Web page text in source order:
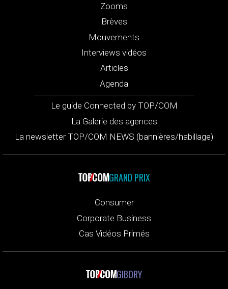
Zooms
Brèves
Mouvements
Interviews vidéos
Articles
Agenda
Le guide Connected by TOP/COM
La Galerie des agences
La newsletter TOP/COM NEWS (bannières/habillage)
GRAND PRIX
Consumer
Corporate Business
Cas Vidéos Primés
GIBORY